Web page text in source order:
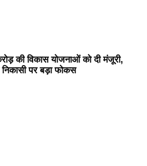
की विकास योजनाओं को दी मंजूरी,
पर बड़ा फोकस